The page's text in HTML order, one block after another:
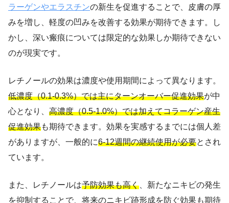
ラーゲンやエラスチンの新生を促進することで、皮膚の厚
みを増し、軽度の凹みを改善する効果が期待できます。し
かし、深い瘢痕については限定的な効果しか期待できない
のが現実です。
レチノールの効果は濃度や使用期間によって異なります。
低濃度（0.1-0.3%）では主にターンオーバー促進効果が中
心となり、 高濃度（0.5-1.0%）では加えてコラーゲン産生
促進効果も期待できます。効果を実感するまでには個人差
がありますが、一般的に6-12週間の継続使用が必要とされ
ています。
また、レチノールは予防効果も高く 、新たなニキビの発生
を抑制することで、将来のニキビ跡形成を防ぐ効果も期待